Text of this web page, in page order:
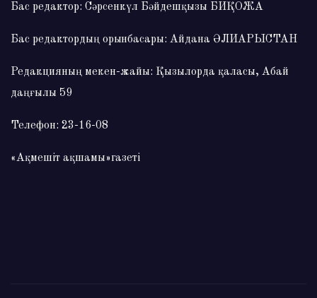
Бас редактор: Сәрсенкүл Бәйдешқызы БИҚОЖА
Бас редактордың орынбасары: Айдана ӘЛИАРЫСТАН
Редакцияның мекен-жайы: Қызылорда қаласы, Абай
даңғылы 59
Телефон: 23-16-08
«Ақмешіт ақшамы»газеті